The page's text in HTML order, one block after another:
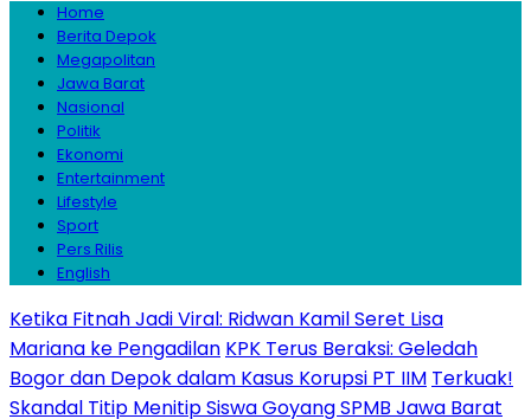
Home
Berita Depok
Megapolitan
Jawa Barat
Nasional
Politik
Ekonomi
Entertainment
Lifestyle
Sport
Pers Rilis
English
Ketika Fitnah Jadi Viral: Ridwan Kamil Seret Lisa
Mariana ke Pengadilan KPK Terus Beraksi: Geledah
Bogor dan Depok dalam Kasus Korupsi PT IIM Terkuak!
Skandal Titip Menitip Siswa Goyang SPMB Jawa Barat